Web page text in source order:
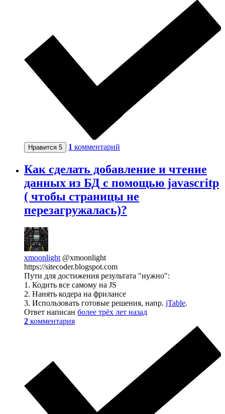
Нравится 5 1 комментарий
Как сделать добавление и чтение
данных из БД с помощью javascritp
( чтобы страницы не
перезагружалась)?
xmoonlight @xmoonlight
https://sitecoder.blogspot.com
Пути для достижения результата "нужно":
1. Кодить все самому на JS
2. Нанять кодера на фрилансе
3. Использовать готовые решения, напр. jTable.
Ответ написан более трёх лет назад
2 комментария